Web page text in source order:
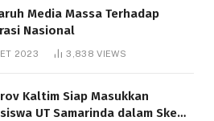
Media Massa Terhadap
Nasional
2023 3,838VIEWS
Kaltim Siap Masukkan
UT Samarinda dalam Skema